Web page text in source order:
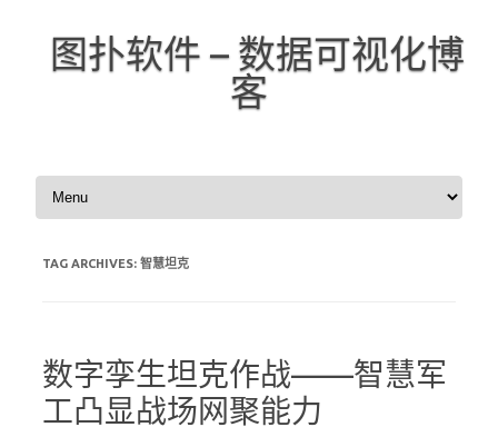
图扑软件 – 数据可视化博
客
Skip to content
TAG ARCHIVES: 智慧坦克
数字孪生坦克作战——智慧军
工凸显战场网聚能力